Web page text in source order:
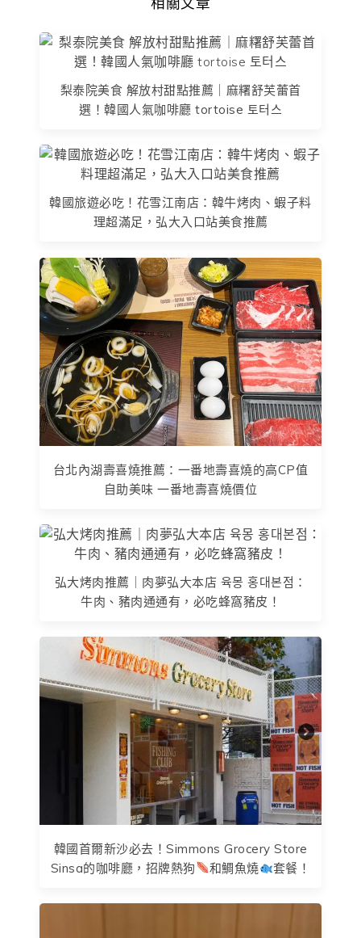
梨泰院美食 解放村甜點推薦｜麻糬舒芙蕾首
選！韓國人氣咖啡廳 tortoise 토터스
韓國旅遊必吃！花雪江南店：韓牛烤肉、蝦子料
理超滿足，弘大入口站美食推薦
台北內湖壽喜燒推薦：一番地壽喜燒的高CP值
自助美味 一番地壽喜燒價位
弘大烤肉推薦｜肉夢弘大本店 육몽 홍대본점：
牛肉、豬肉通通有，必吃蜂窩豬皮！
韓國首爾新沙必去！Simmons Grocery Store
Sinsa的咖啡廳，招牌熱狗
和鯛魚燒 套餐！